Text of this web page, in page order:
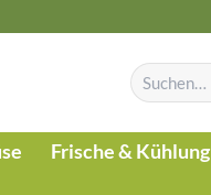
Suchen
nach:
Frische & Kühlung